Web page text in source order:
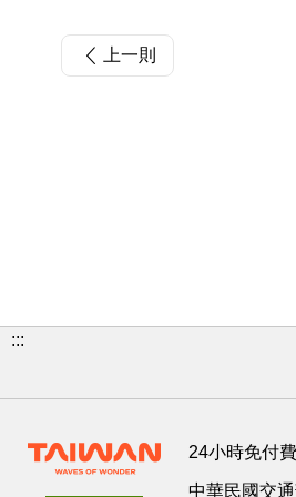
上一則
:::
24小時免付
中華民國交